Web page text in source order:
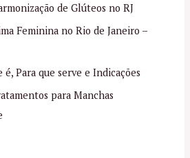
de Glúteos no RJ
Feminina no Rio de Janeiro –
é, Para que serve e Indicações
para Manchas